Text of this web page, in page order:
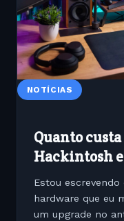
NOTÍCIAS
Quanto
Hackintosh
Estou
hardware que eu
um upgrade no